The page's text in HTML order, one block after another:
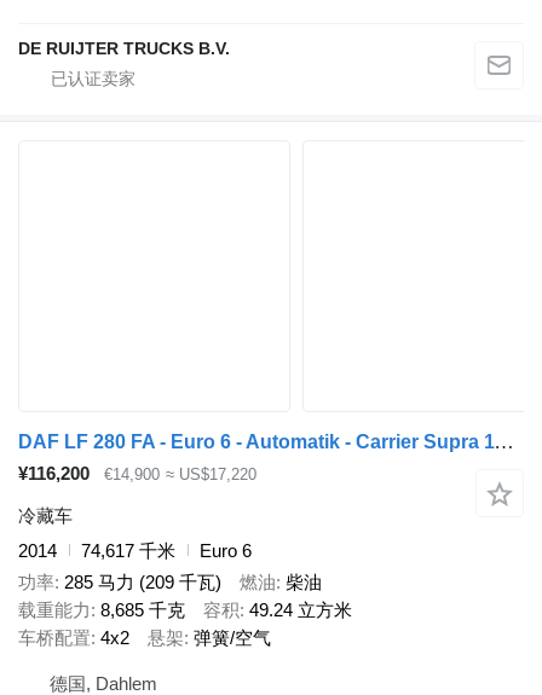
DE RUIJTER TRUCKS B.V.
DAF LF 280 FA - Euro 6 - Automatik - Carrier Supra 1150
¥116,200 €14,900 ≈ US$17,220
冷藏车
2014
74,617 千米
Euro 6
功率 285 马力 (209 千瓦) 燃油 柴油
载重能力 8,685 千克 容积 49.24 立方米
车桥配置 4x2 悬架 弹簧/空气
德国, Dahlem